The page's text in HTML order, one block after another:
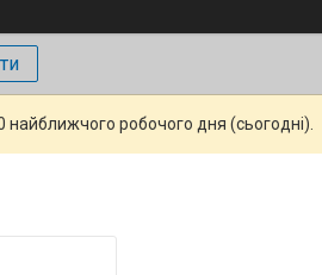
робочого дня (сьогодні).